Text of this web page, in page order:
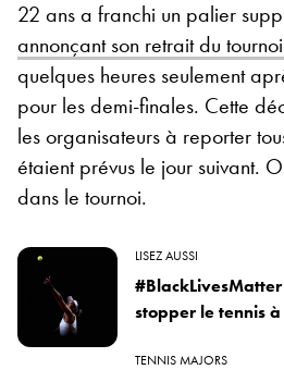
22 ans a franchi un palier
annonçant son retrait du
quelques heures seulement
pour les demi-finales. Cette
les organisateurs à reporter
étaient prévus le jour suivant.
dans le tournoi.
LISEZ AUSSI
stopper le tennis
TENNIS MAJORS